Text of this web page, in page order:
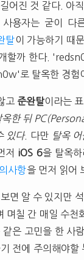
어진 것 같다. 아
용자는 굳이 다
탈 이 가능하기 때
할까 한다.
로 탈옥한 경험
고 준완탈이라는
옥한 뒤
있다. 다만 탈옥
저 iOS 6을 탈옥
사항을 먼저 읽어
면 알 수 있지만
며칠 간 매일 수
은 고민을 한 사
전에 주의해야할